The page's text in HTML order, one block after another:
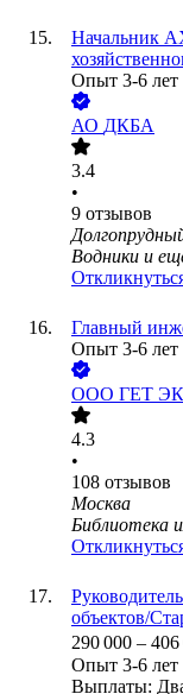
Начальник
Опыт 3-6 лет
АО ДКБА
3.4
•
9 отзывов
Водники и
Главный
Опыт 3-6 лет
ООО ГЕТ
4.3
•
108 отзывов
Москва
Библиотека
объектов/
290 000 – 406
Опыт 3-6 лет
Выплаты: